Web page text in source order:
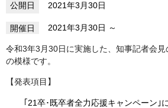
2021年3月30日
2021年3月30日
令和3年3月30日に実施した、知事記者会
の模様です。
【発表項目】
｢21卒･既卒者全力応援キャンペーン｣